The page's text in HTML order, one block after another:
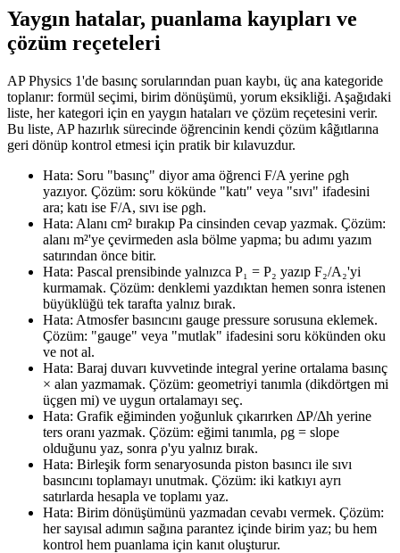
Yaygın hatalar, puanlama kayıpları ve
çözüm reçeteleri
AP Physics 1'de basınç sorularından puan kaybı, üç ana kategoride
toplanır: formül seçimi, birim dönüşümü, yorum eksikliği. Aşağıdaki
liste, her kategori için en yaygın hataları ve çözüm reçetesini verir.
Bu liste, AP hazırlık sürecinde öğrencinin kendi çözüm kâğıtlarına
geri dönüp kontrol etmesi için pratik bir kılavuzdur.
Hata: Soru "basınç" diyor ama öğrenci F/A yerine ρgh
yazıyor. Çözüm: soru kökünde "katı" veya "sıvı" ifadesini
ara; katı ise F/A, sıvı ise ρgh.
Hata: Alanı cm² bırakıp Pa cinsinden cevap yazmak. Çözüm:
alanı m²'ye çevirmeden asla bölme yapma; bu adımı yazım
satırından önce bitir.
Hata: Pascal prensibinde yalnızca P₁ = P₂ yazıp F₂/A₂'yi
kurmamak. Çözüm: denklemi yazdıktan hemen sonra istenen
büyüklüğü tek tarafta yalnız bırak.
Hata: Atmosfer basıncını gauge pressure sorusuna eklemek.
Çözüm: "gauge" veya "mutlak" ifadesini soru kökünden oku
ve not al.
Hata: Baraj duvarı kuvvetinde integral yerine ortalama basınç
× alan yazmamak. Çözüm: geometriyi tanımla (dikdörtgen mi
üçgen mi) ve uygun ortalamayı seç.
Hata: Grafik eğiminden yoğunluk çıkarırken ΔP/Δh yerine
ters oranı yazmak. Çözüm: eğimi tanımla, ρg = slope
olduğunu yaz, sonra ρ'yu yalnız bırak.
Hata: Birleşik form senaryosunda piston basıncı ile sıvı
basıncını toplamayı unutmak. Çözüm: iki katkıyı ayrı
satırlarda hesapla ve toplamı yaz.
Hata: Birim dönüşümünü yazmadan cevabı vermek. Çözüm:
her sayısal adımın sağına parantez içinde birim yaz; bu hem
kontrol hem puanlama için kanıt oluşturur.